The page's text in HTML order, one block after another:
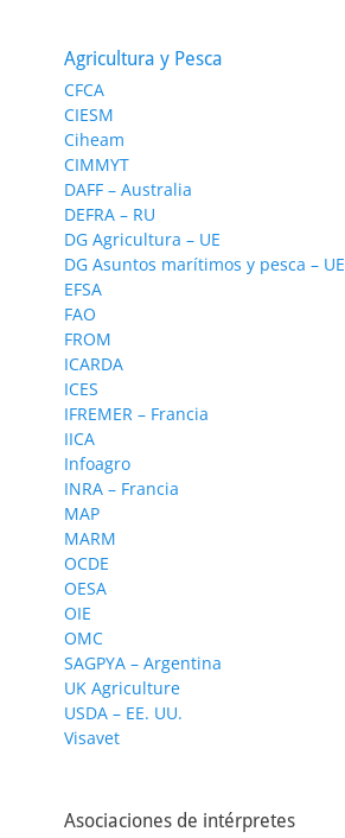
Agricultura y Pesca
CFCA
CIESM
Ciheam
CIMMYT
DAFF – Australia
DEFRA – RU
DG Agricultura – UE
DG Asuntos marítimos y pesca – UE
EFSA
FAO
FROM
ICARDA
ICES
IFREMER – Francia
IICA
Infoagro
INRA – Francia
MAP
MARM
OCDE
OESA
OIE
OMC
SAGPYA – Argentina
UK Agriculture
USDA – EE. UU.
Visavet
Asociaciones de intérpretes